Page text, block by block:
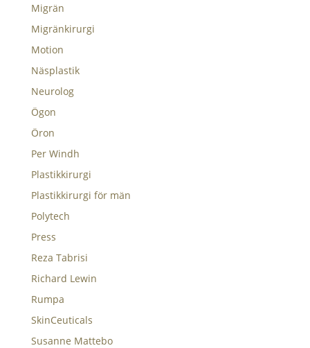
Migrän
Migränkirurgi
Motion
Näsplastik
Neurolog
Ögon
Öron
Per Windh
Plastikkirurgi
Plastikkirurgi för män
Polytech
Press
Reza Tabrisi
Richard Lewin
Rumpa
SkinCeuticals
Susanne Mattebo